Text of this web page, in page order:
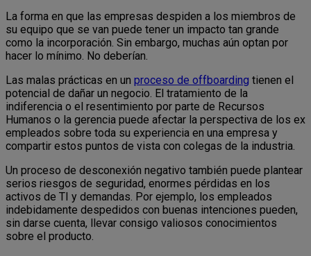
La forma en que las empresas despiden a los miembros de
su equipo que se van puede tener un impacto tan grande
como la incorporación. Sin embargo, muchas aún optan por
hacer lo mínimo. No deberían.
Las malas prácticas en un proceso de offboarding tienen el
potencial de dañar un negocio. El tratamiento de la
indiferencia o el resentimiento por parte de Recursos
Humanos o la gerencia puede afectar la perspectiva de los ex
empleados sobre toda su experiencia en una empresa y
compartir estos puntos de vista con colegas de la industria.
Un proceso de desconexión negativo también puede plantear
serios riesgos de seguridad, enormes pérdidas en los
activos de TI y demandas. Por ejemplo, los empleados
indebidamente despedidos con buenas intenciones pueden,
sin darse cuenta, llevar consigo valiosos conocimientos
sobre el producto.